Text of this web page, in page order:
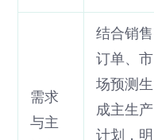
需求
与主
结合销售
订单、市
场预测生
成主生产
计划，明